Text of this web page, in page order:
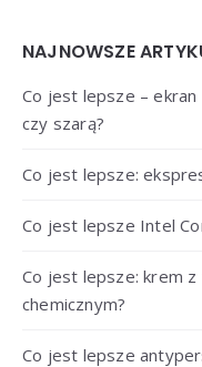
Widgets
NAJNOWSZE
Co jest lepsze – ekran
czy szarą?
Co jest lepsze:
Co jest lepsze Intel
Co jest lepsze: krem
chemicznym?
Co jest lepsze